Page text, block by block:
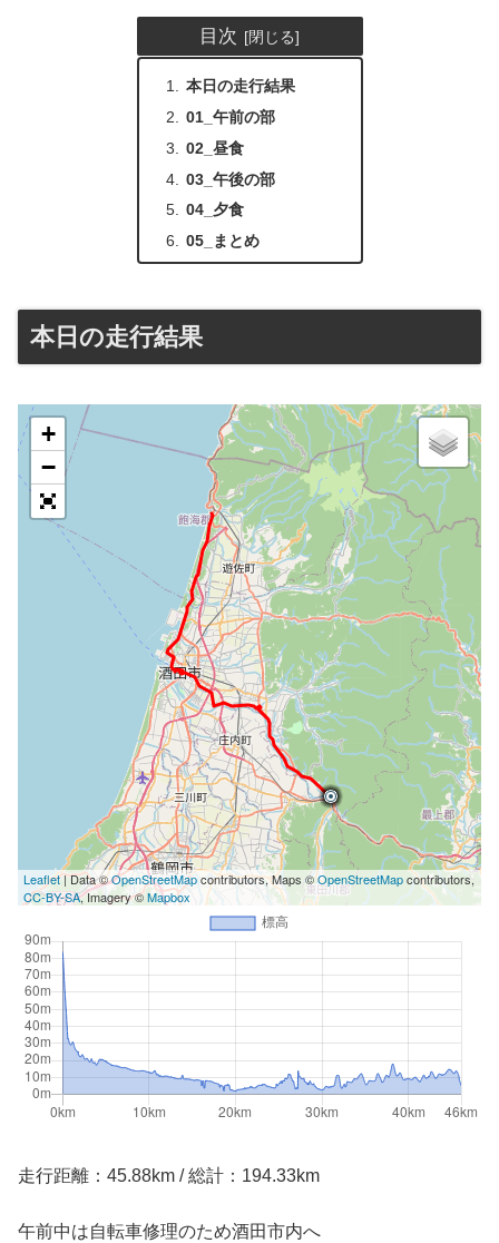
目次
本日の走行結果
01_午前の部
02_昼食
03_午後の部
04_夕食
05_まとめ
本日の走行結果
+
−
Leaflet| Data ©OpenStreetMapcontributors, Maps ©OpenStreetMapcontributors,
CC-BY-SA, Imagery ©Mapbox
走行距離：45.88km / 総計：194.33km
午前中は自転車修理のため酒田市内へ